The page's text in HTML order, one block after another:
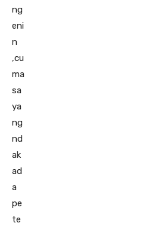
ng
eni
n
,cu
ma
sa
ya
ng
nd
ak
ad
a
pe
te